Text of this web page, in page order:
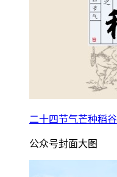
二十四节气芒种稻
公众号封面大图